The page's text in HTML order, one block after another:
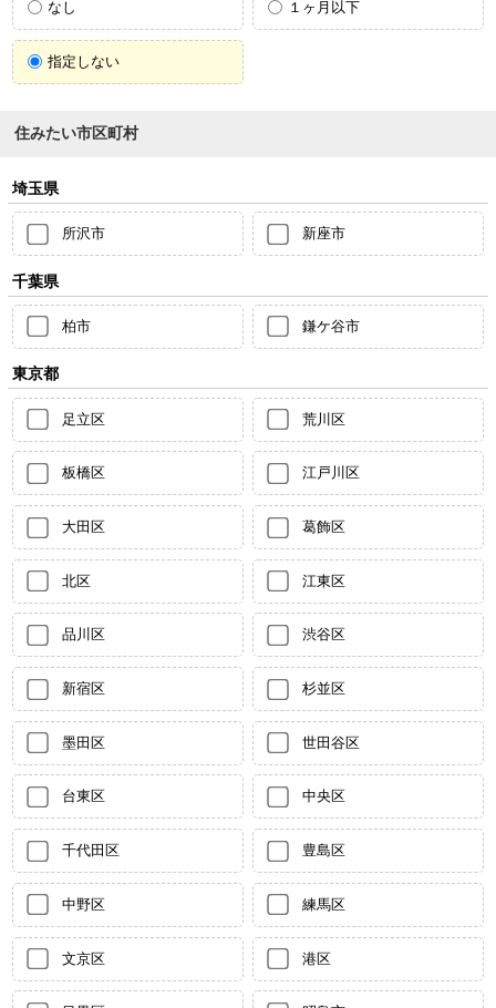
なし １ヶ月以下
指定しない
住みたい市区町村
埼玉県
所沢市 新座市
千葉県
柏市 鎌ケ谷市
東京都
足立区 荒川区
板橋区 江戸川区
大田区 葛飾区
北区 江東区
品川区 渋谷区
新宿区 杉並区
墨田区 世田谷区
台東区 中央区
千代田区 豊島区
中野区 練馬区
文京区 港区